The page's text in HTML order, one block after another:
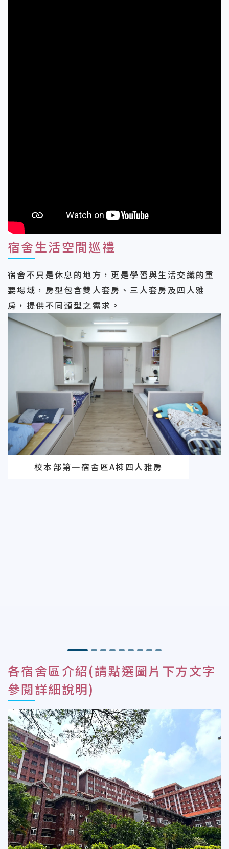
宿舍生活空間巡禮
宿舍不只是休息的地方，更是學習與生活交織的重
要場域，房型包含雙人套房、三人套房及四人雅
房，提供不同類型之需求。
校本部第一宿舍區A棟四人雅房
各宿舍區介紹(請點選圖片下方文字
參閱詳細說明)